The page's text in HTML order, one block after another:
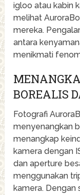
igloo atau kabin
melihat
mereka.
antara
menikmati
BOREALIS
Fotografi
menyenangkan
menangkap
kamera dengan
dan aperture
menggunakan
kamera. Dengan